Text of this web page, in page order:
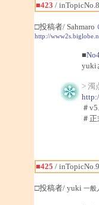
■423 /
□投稿者/ Sahmaro
http://
■
yuki
> 濁
＃
＃
■425 /
□投稿者/ yuki 一般